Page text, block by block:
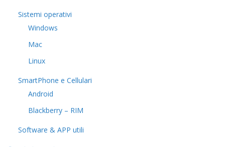
Sistemi operativi
Windows
Mac
Linux
SmartPhone e Cellulari
Android
Blackberry – RIM
Software & APP utili